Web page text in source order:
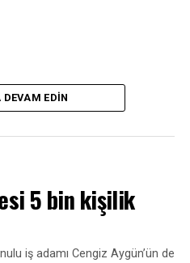
DEVAM EDIN
5 bin kişilik
iş adamı Cengiz Aygün’ün de